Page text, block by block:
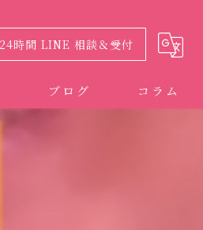
24時間 LINE 相談＆受付
ブログ コラム